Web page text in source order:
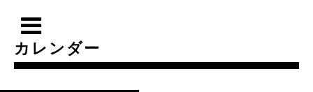
カレンダー